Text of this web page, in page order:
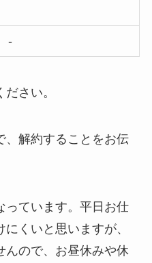
らない時の裏ワザ
Sivorune(シボルネ)
る方法ある？
い時の裏ワザ
-
さい。
、解約することをお伝
っています。平日お仕
くいと思いますが、
んので、お昼休みや休